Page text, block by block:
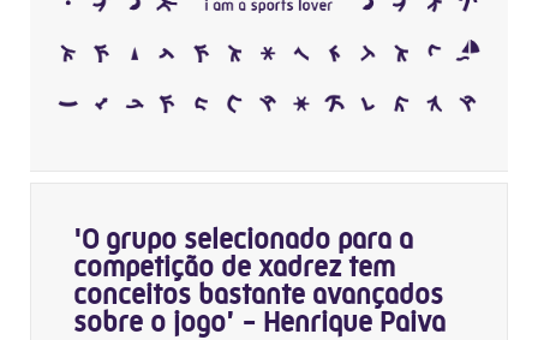
'O grupo selecionado para a
competição de xadrez tem
conceitos bastante avançados
sobre o jogo’ - Henrique Paiva